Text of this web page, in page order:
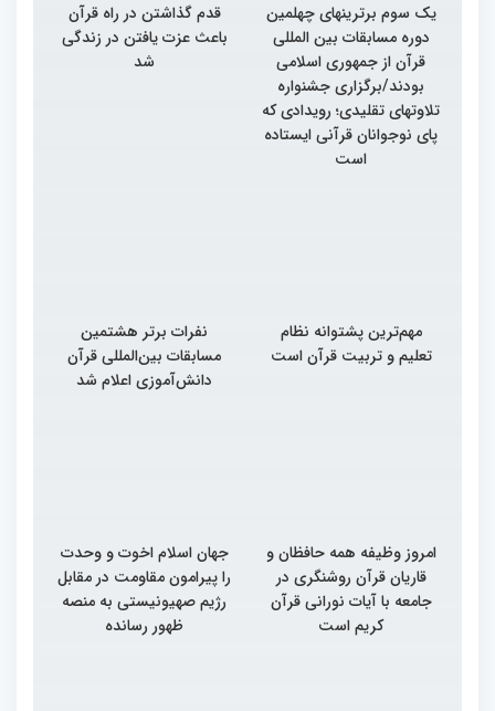
یک سوم برترینهای چهلمین
دوره مسابقات بین المللی
قرآن از جمهوری اسلامی
بودند/برگزاری جشنواره
تلاوتهای تقلیدی؛ رویدادی که
پای نوجوانان قرآنی ایستاده
است
قدم گذاشتن در راه قرآن
باعث عزت یافتن در زندگی
شد
مهم‌ترین پشتوانه نظام
تعلیم و تربیت قرآن است
نفرات برتر هشتمین
مسابقات بین‌المللی قرآن
دانش‌آموزی اعلام شد
امروز وظیفه همه حافظان و
قاریان قرآن روشنگری در
جامعه با آیات نورانی قرآن
کریم است
جهان اسلام اخوت و وحدت
را پیرامون مقاومت در مقابل
رژیم صهیونیستی به منصه
ظهور رسانده